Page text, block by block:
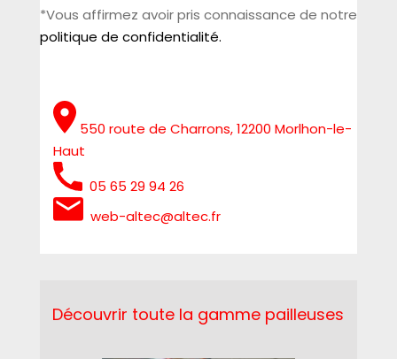
*Vous affirmez avoir pris connaissance de notre
politique de confidentialité.
550 route de Charrons, 12200 Morlhon-le-
Haut
05 65 29 94 26
web-altec@altec.fr
Découvrir toute la gamme pailleuses